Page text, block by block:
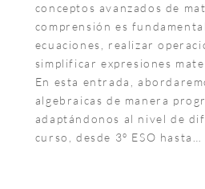
conceptos avanzados de
comprensión es
ecuaciones, realizar
simplificar expresiones
En esta entrada,
algebraicas de manera
adaptándonos al nivel de
curso, desde 3º ESO hasta…